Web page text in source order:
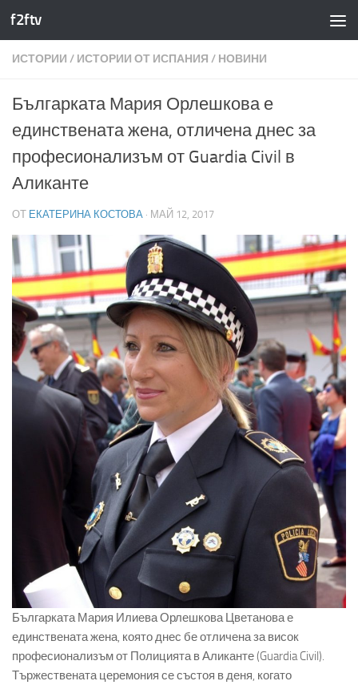
Към съдържанието
f2ftv
ИСТОРИИ / ИСТОРИИ ОТ ИСПАНИЯ / НОВИНИ
Българката Мария Орлешкова е
единствената жена, отличена днес за
професионализъм от Guardia Civil в
Аликанте
ОТ ЕКАТЕРИНА КОСТОВА · МАЙ 12, 2017
Българката Мария Илиева Орлешкова Цветанова е
единствената жена, която днес бе отличена за висок
професионализъм от Полицията в Аликанте (Guardia Civil).
Тържествената церемония се състоя в деня, когато